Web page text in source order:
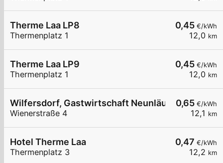
0,45 €/kWh
12,0 km
Therme Laa LP8
Thermenplatz 1
0,45 €/kWh
12,0 km
Therme Laa LP9
Thermenplatz 1
0,65 €/kWh
12,1 km
Wilfersdorf, Gastwirtschaft Neunläuf
Wienerstraße 4
0,47 €/kWh
12,2 km
Hotel Therme Laa
Thermenplatz 3